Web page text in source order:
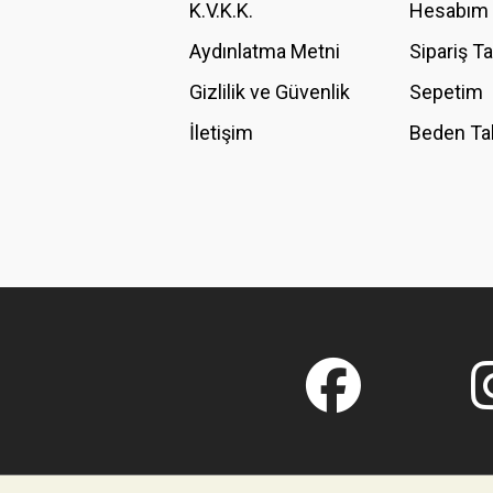
Bu ürüne benzer farklı alternatifler olmalı.
K.V.K.K.
Aydınlatma Metni
Gizlilik ve Güvenlik
İletişim
Hesabım
Sipariş
Sepetim
Beden